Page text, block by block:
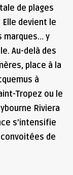
de plages
devient le
marques… y
Au-delà des
place à la
à
Tropez ou le
Riviera
s’intensifie
de